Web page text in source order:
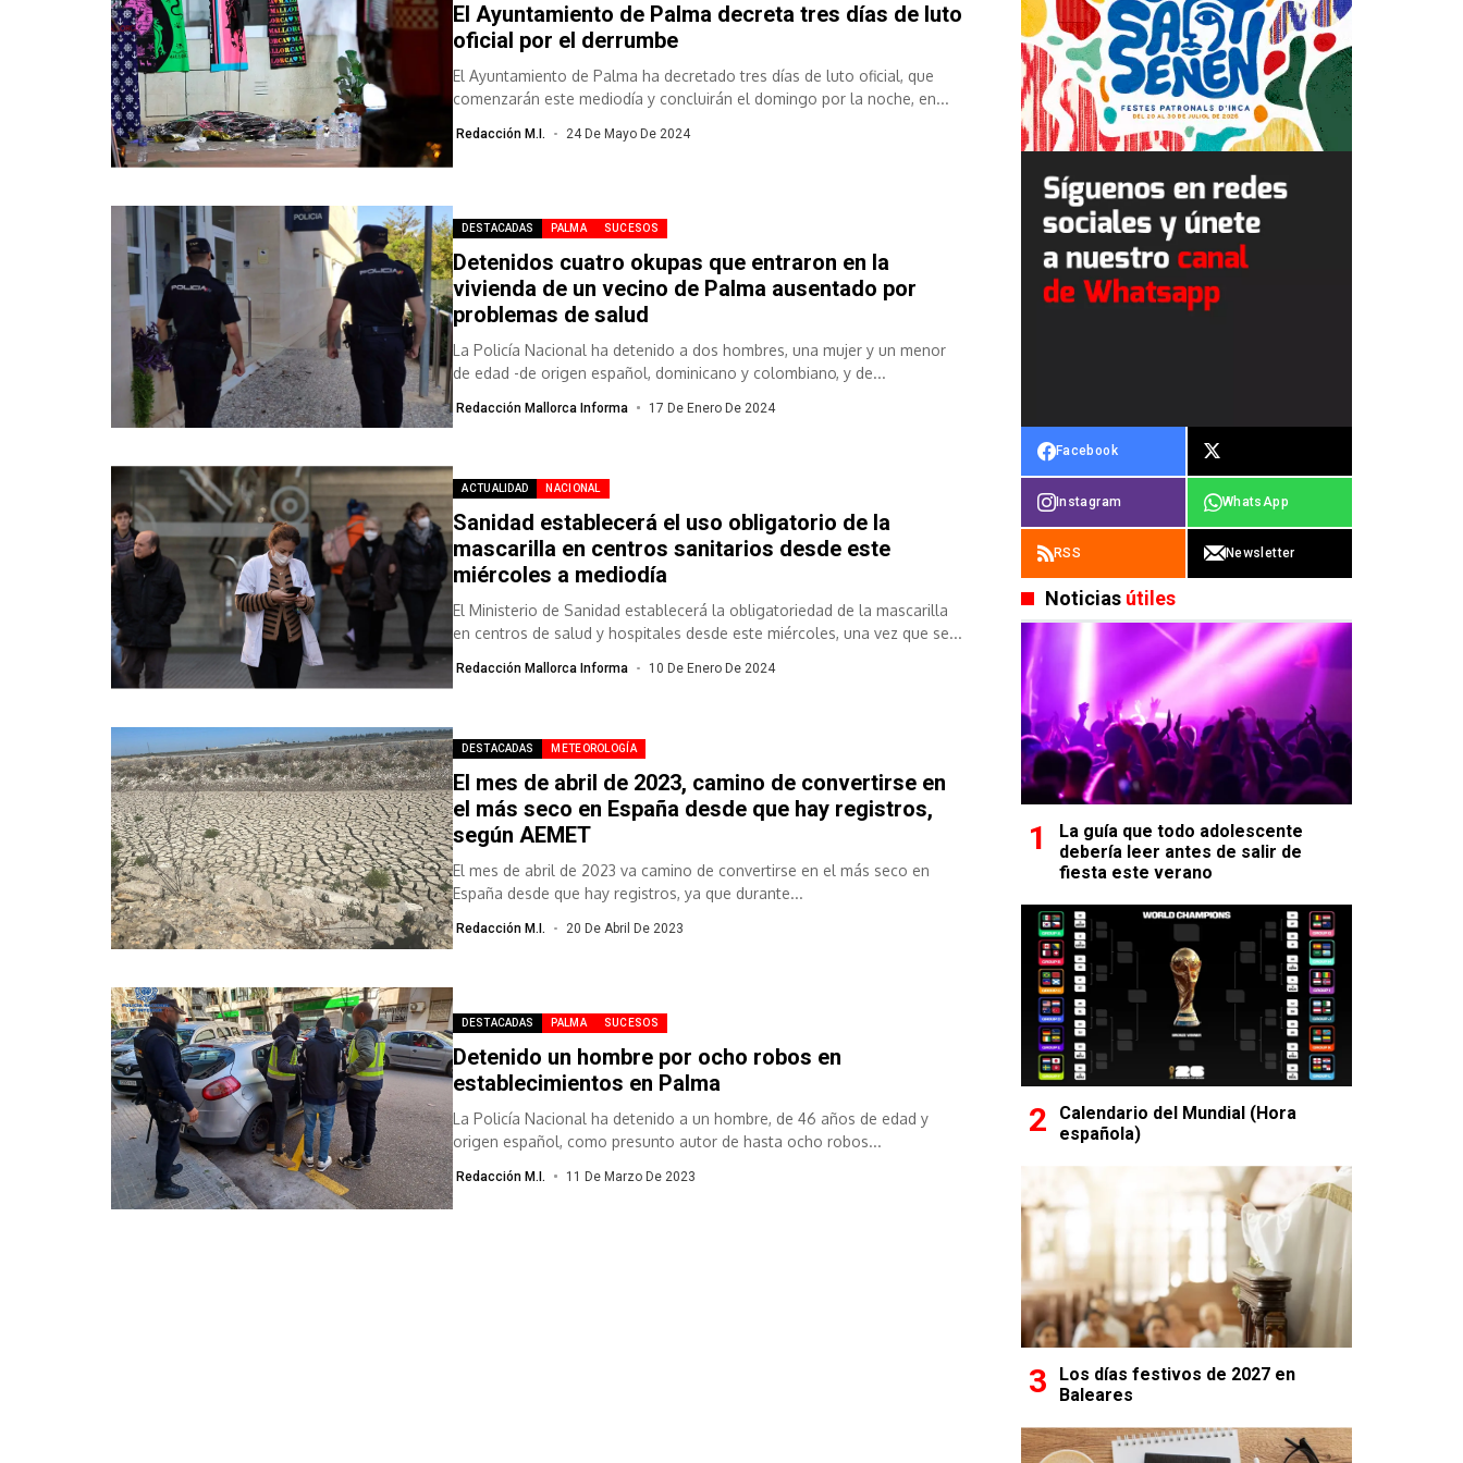
El Ayuntamiento de Palma decreta tres días de luto
oficial por el derrumbe
El Ayuntamiento de Palma ha decretado tres días de luto oficial, que
comenzarán este mediodía y concluirán el domingo por la noche, en...
Redacción M.I. 24 De Mayo De 2024
DESTACADAS PALMA SUCESOS
Detenidos cuatro okupas que entraron en la
vivienda de un vecino de Palma ausentado por
problemas de salud
La Policía Nacional ha detenido a dos hombres, una mujer y un menor
de edad -de origen español, dominicano y colombiano, y de...
Redacción Mallorca Informa 17 De Enero De 2024
ACTUALIDAD NACIONAL
Sanidad establecerá el uso obligatorio de la
mascarilla en centros sanitarios desde este
miércoles a mediodía
El Ministerio de Sanidad establecerá la obligatoriedad de la mascarilla
en centros de salud y hospitales desde este miércoles, una vez que se...
Redacción Mallorca Informa 10 De Enero De 2024
DESTACADAS METEOROLOGÍA
El mes de abril de 2023, camino de convertirse en
el más seco en España desde que hay registros,
según AEMET
El mes de abril de 2023 va camino de convertirse en el más seco en
España desde que hay registros, ya que durante...
Redacción M.I. 20 De Abril De 2023
DESTACADAS PALMA SUCESOS
Detenido un hombre por ocho robos en
establecimientos en Palma
La Policía Nacional ha detenido a un hombre, de 46 años de edad y
origen español, como presunto autor de hasta ocho robos...
Redacción M.I. 11 De Marzo De 2023
Facebook
Instagram WhatsApp
RSS Newsletter
Noticias útiles
La guía que todo adolescente
debería leer antes de salir de
fiesta este verano
Calendario del Mundial (Hora
española)
Los días festivos de 2027 en
Baleares